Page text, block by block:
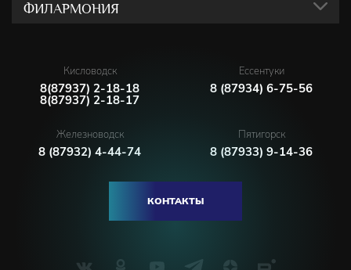
ФИЛАРМОНИЯ
Кисловодск
8(87937) 2-18-18
8(87937) 2-18-17
Ессентуки
8 (87934) 6-75-56
Железноводск
8 (87932) 4-44-74
Пятигорск
8 (87933) 9-14-36
КОНТАКТЫ